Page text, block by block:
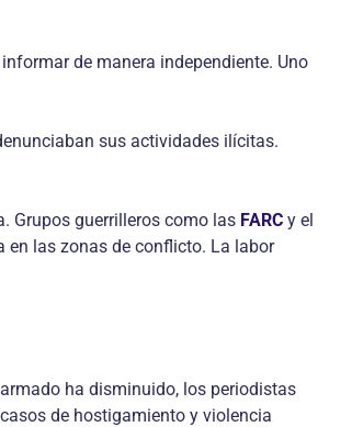
de manera independiente. Uno
sus actividades ilícitas.
Grupos guerrilleros como las FARC y el
en las zonas de conflicto. La labor
ha disminuido, los periodistas
de hostigamiento y violencia